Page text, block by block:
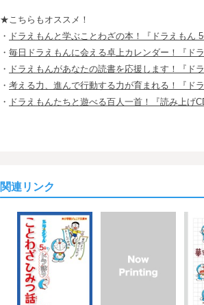
★こちらもオススメ！
・ ドラえもんと学ぶことわざの本！『ドラえもん
・ 毎日ドラえもんに会える卓上カレンダー！『ド
・ ドラえもんがあなたの読書を応援します！『ド
・ 考える力、進んで行動する力が育まれる！『ド
・ ドラえもんたちと遊べる百人一首！『読み上げ
関連リンク